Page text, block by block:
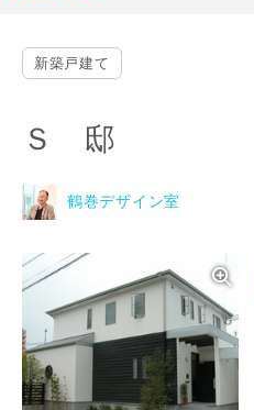
新築戸建て
Ｓ 邸
鶴巻デザイン室